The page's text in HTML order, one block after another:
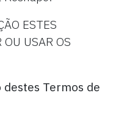
ESTES
OU USAR OS
Termos de